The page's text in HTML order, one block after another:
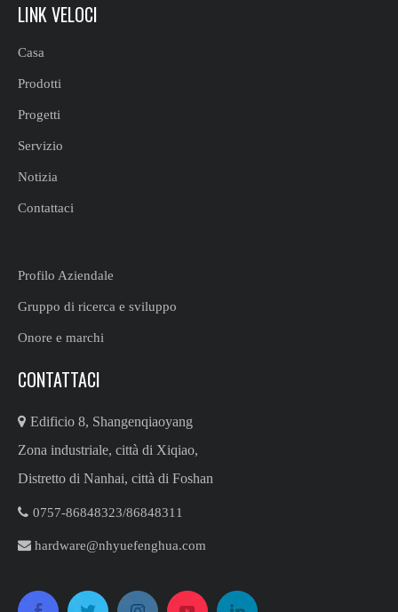
LINK VELOCI
Casa
Prodotti
Progetti
Servizio
Notizia
Contattaci
Profilo Aziendale
Gruppo di ricerca e sviluppo
Onore e marchi
CONTATTACI
 Edificio 8, Shangenqiaoyang
Zona industriale, città di Xiqiao,
Distretto di Nanhai, città di Foshan
 0757-86848323/86848311​​​​​​​
 hardware@nhyuefenghua.com